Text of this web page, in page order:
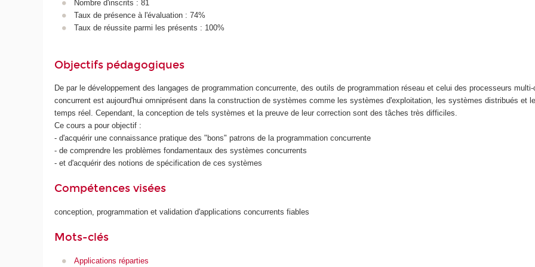
Nombre d'inscrits : 81
Taux de présence à l'évaluation : 74%
Taux de réussite parmi les présents : 100%
Objectifs pédagogiques
De par le développement des langages de programmation concurrente, des outils de programmation réseau et celui des processeurs
concurrent est aujourd'hui omniprésent dans la construction de systèmes comme les systèmes d'exploitation, les systèmes distribués et
temps réel. Cependant, la conception de tels systèmes et la preuve de leur correction sont des tâches très difficiles.
Ce cours a pour objectif :
- d'acquérir une connaissance pratique des "bons" patrons de la programmation concurrente
- de comprendre les problèmes fondamentaux des systèmes concurrents
- et d'acquérir des notions de spécification de ces systèmes
Compétences visées
conception, programmation et validation d'applications concurrents fiables
Mots-clés
Applications réparties